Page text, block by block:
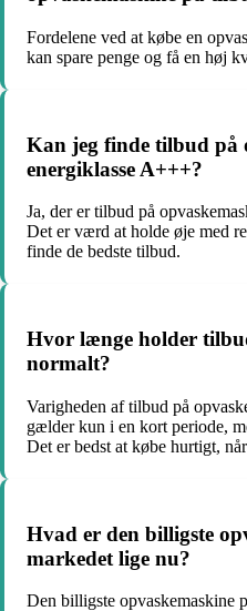
Fordelene ved at købe en
kan spare penge og få en høj
Kan jeg finde tilbud på
energiklasse A+++?
Ja, der er tilbud på
Det er værd at holde øje med
finde de bedste tilbud.
Hvor længe holder
normalt?
Varigheden af tilbud på
gælder kun i en kort periode,
Det er bedst at købe hurtigt,
Hvad er den billigste
markedet lige nu?
Den billigste opvaskemaskine